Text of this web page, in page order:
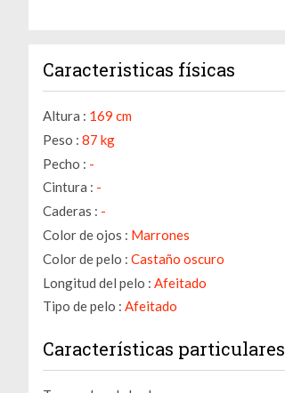
Caracteristicas físicas
Altura : 169 cm
Peso : 87 kg
Pecho : -
Cintura : -
Caderas : -
Color de ojos : Marrones
Color de pelo : Castaño oscuro
Longitud del pelo : Afeitado
Tipo de pelo : Afeitado
Características particulares